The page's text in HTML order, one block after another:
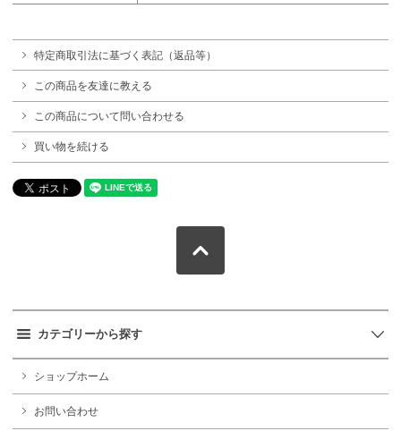
特定商取引法に基づく表記（返品等）
この商品を友達に教える
この商品について問い合わせる
買い物を続ける
カテゴリーから探す
ショップホーム
お問い合わせ